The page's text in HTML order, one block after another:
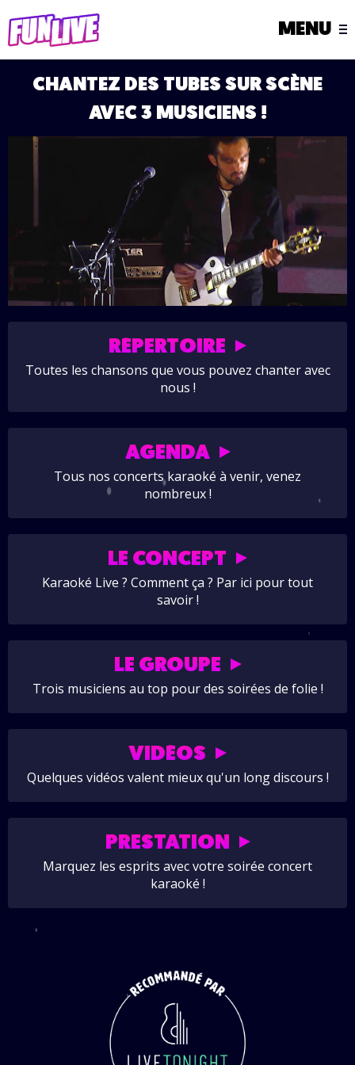
MENU
CHANTEZ DES TUBES SUR SCÈNE
AVEC 3 MUSICIENS !
RÉPERTOIRE
Toutes les chansons que vous pouvez chanter avec
nous !
AGENDA
Tous nos concerts karaoké à venir, venez
nombreux !
LE CONCEPT
Karaoké Live ? Comment ça ? Par ici pour tout
savoir !
LE GROUPE
Trois musiciens au top pour des soirées de folie !
VIDÉOS
Quelques vidéos valent mieux qu'un long discours !
PRESTATION
Marquez les esprits avec votre soirée concert
karaoké !